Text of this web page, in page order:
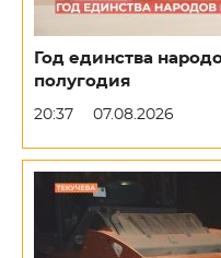
Год единства
полугодия
20:37 07.08.2026